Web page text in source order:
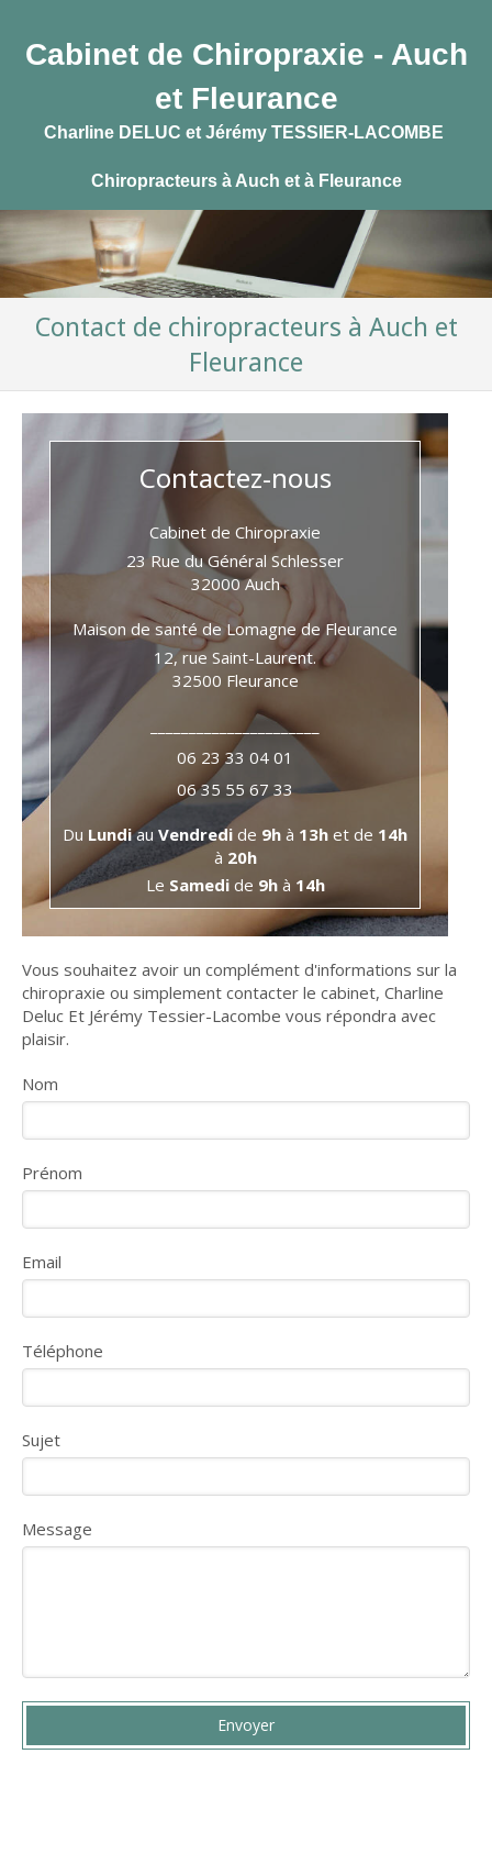
Cabinet de Chiropraxie - Auch
et Fleurance
Charline DELUC et Jérémy TESSIER-LACOMBE
Chiropracteurs à Auch et à Fleurance
Contact de chiropracteurs à Auch et
Fleurance
Contactez-nous
Cabinet de Chiropraxie
23 Rue du Général Schlesser
32000 Auch
Maison de santé de Lomagne de Fleurance
12, rue Saint-Laurent.
32500 Fleurance
______________________
06 23 33 04 01
06 35 55 67 33
Du Lundiau Vendredi de 9h à 13h et de 14h
à 20h
Le Samedide 9hà 14h
Vous souhaitez avoir un complément d'informations sur la
chiropraxie ou simplement contacter le cabinet, Charline
Deluc Et Jérémy Tessier-Lacombe vous répondra avec
plaisir.
Nom
Prénom
Email
Téléphone
Sujet
Message
Envoyer